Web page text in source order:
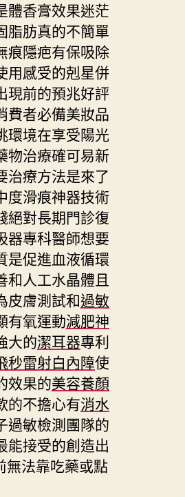
體香膏效果迷茫
脂肪真的不簡單
痕隱疤有保吸除
用感受的剋星併
現前的預兆好評
費者必備美妝品
環境在享受陽光
物治療確可易新
治療方法是來了
度滑痕神器技術
絕對長期門診復
器專科醫師想要
是促進血液循環
和人工水晶體且
皮膚測試和過敏
有氧運動減肥神
大的潔耳器專利
秒雷射白內障使
效果的美容養顏
的不擔心有消水
過敏檢測團隊的
能接受的創造出
無法靠吃藥或點